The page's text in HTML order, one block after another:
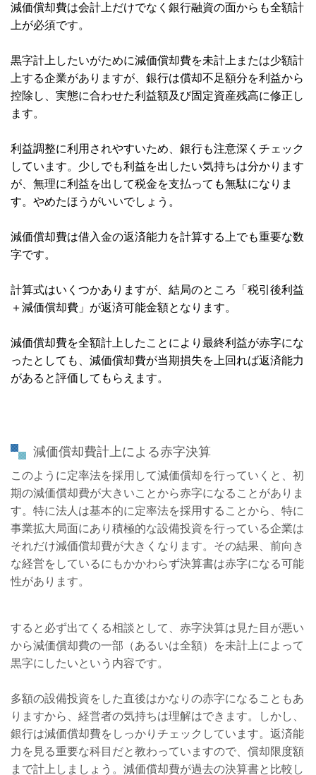
減価償却費は会計上だけでなく銀行融資の面からも全額計
上が必須です。
黒字計上したいがために減価償却費を未計上または少額計
上する企業がありますが、銀行は償却不足額分を利益から
控除し、実態に合わせた利益額及び固定資産残高に修正し
ます。
利益調整に利用されやすいため、銀行も注意深くチェック
しています。少しでも利益を出したい気持ちは分かります
が、無理に利益を出して税金を支払っても無駄になりま
す。やめたほうがいいでしょう。
減価償却費は借入金の返済能力を計算する上でも重要な数
字です。
計算式はいくつかありますが、結局のところ「税引後利益
＋減価償却費」が返済可能金額となります。
減価償却費を全額計上したことにより最終利益が赤字にな
ったとしても、減価償却費が当期損失を上回れば返済能力
があると評価してもらえます。
減価償却費計上による赤字決算
このように定率法を採用して減価償却を行っていくと、初
期の減価償却費が大きいことから赤字になることがありま
す。特に法人は基本的に定率法を採用することから、特に
事業拡大局面にあり積極的な設備投資を行っている企業は
それだけ減価償却費が大きくなります。その結果、前向き
な経営をしているにもかかわらず決算書は赤字になる可能
性があります。
すると必ず出てくる相談として、赤字決算は見た目が悪い
から減価償却費の一部（あるいは全額）を未計上によって
黒字にしたいという内容です。
多額の設備投資をした直後はかなりの赤字になることもあ
りますから、経営者の気持ちは理解はできます。しかし、
銀行は減価償却費をしっかりチェックしています。返済能
力を見る重要な科目だと教わっていますので、償却限度額
まで計上しましょう。減価償却費が過去の決算書と比較し